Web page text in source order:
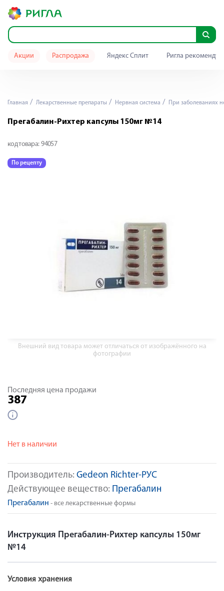
Акции Распродажа Яндекс Сплит Ригла
Главная Лекарственные препараты Нервная система При заболеваниях
Прегабалин-Рихтер капсулы 150мг №14
код товара: 94057
По рецепту
Внешний вид товара может отличаться от изображённого на
фотографии
Производитель: Gedeon Richter-РУС
Действующее вещество: Прегабалин
Прегабалин - все лекарственные формы
Последняя цена продажи
387
Нет в наличии
Инструкция Прегабалин-Рихтер капсулы 150мг
№14
Условия хранения